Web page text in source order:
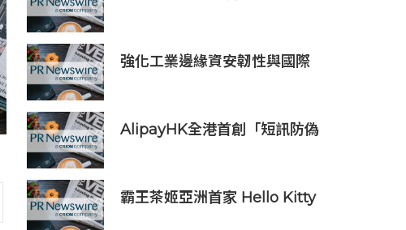
強化工業邊緣資安韌性與國際
62443-4-2 Security Level 2
工控網路安全證書
AlipayHK全港首創「短訊防偽
城反詐
霸王茶姬亞洲首家 Hello Kitty